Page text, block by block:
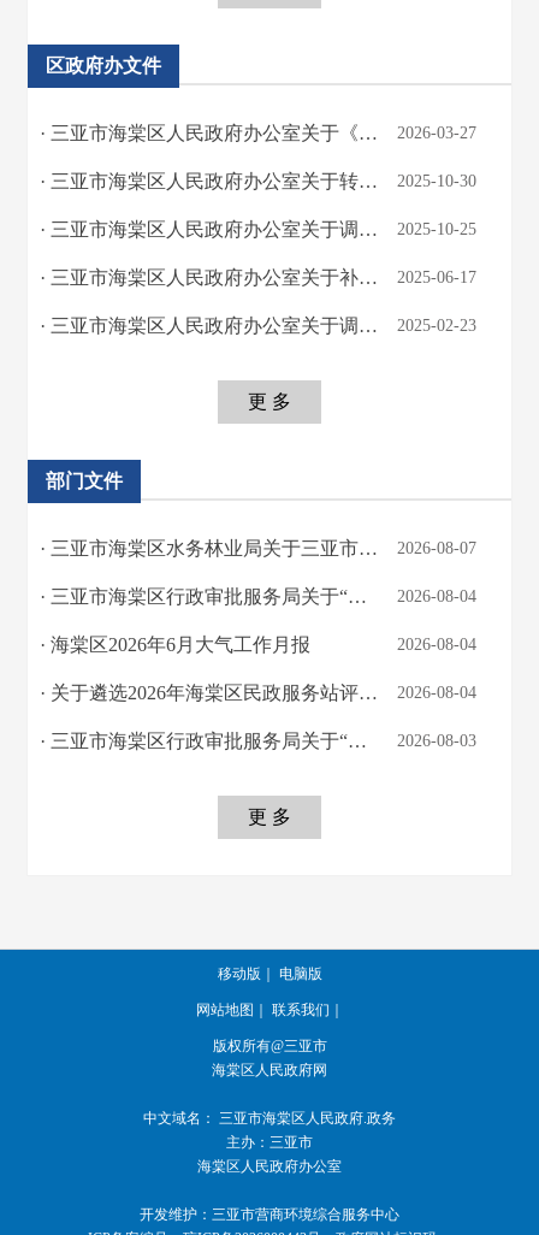
区政府办文件
· 三亚市海棠区人民政府办公室关于《海棠年鉴（2026）》编纂出版工作的通知 2026-03-27
· 三亚市海棠区人民政府办公室关于转发《三亚市机关食堂反食品浪费倡议书》的通知 2025-10-30
· 三亚市海棠区人民政府办公室关于调整区政府领导分工的通知 2025-10-25
· 三亚市海棠区人民政府办公室关于补充公布海南省三亚市海棠区第三次全国文物普查未... 2025-06-17
· 三亚市海棠区人民政府办公室关于调整区政府领导分工的通知 2025-02-23
更 多
部门文件
· 三亚市海棠区水务林业局关于三亚市海棠区2026年涉林案件调查项目服务单位征集... 2026-08-07
· 三亚市海棠区行政审批服务局关于“夜间施工作业证明”事项办理结果的公示 2026-08-04
· 海棠区2026年6月大气工作月报 2026-08-04
· 关于遴选2026年海棠区民政服务站评估服务单位的公告 2026-08-04
· 三亚市海棠区行政审批服务局关于“夜间施工作业证明”事项办理结果的公示 2026-08-03
更 多
移动版 电脑版
网站地图 联系我们
版权所有@三亚市
海棠区人民政府网
中文域名： 三亚市海棠区人民政府.政务
主办：三亚市
海棠区人民政府办公室
开发维护：三亚市营商环境综合服务中心